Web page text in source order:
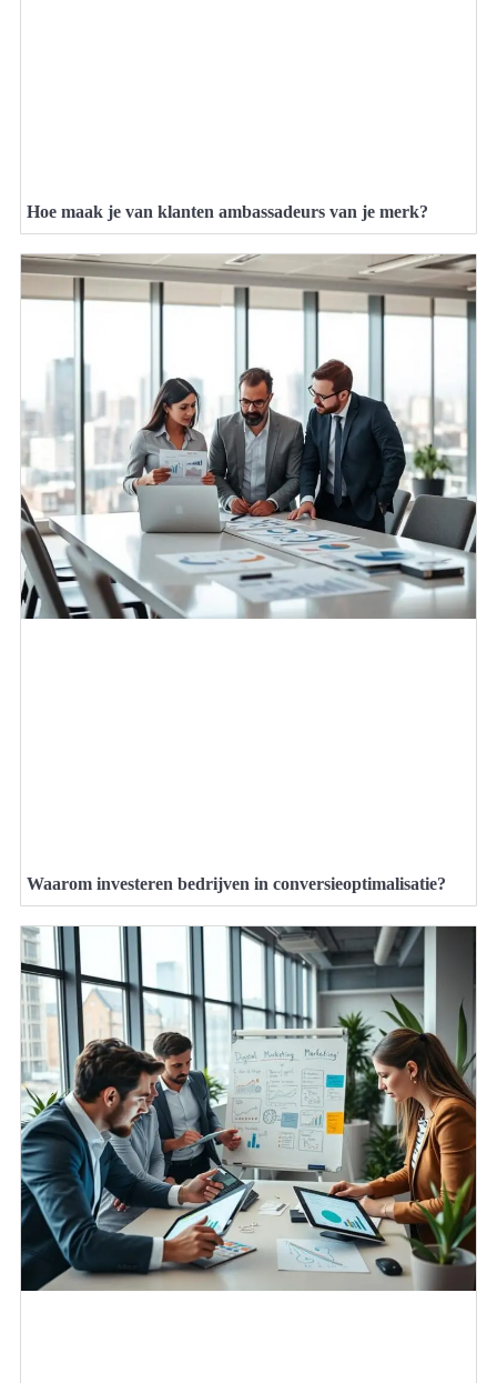
Hoe maak je van klanten ambassadeurs van je merk?
Waarom investeren bedrijven in conversieoptimalisatie?